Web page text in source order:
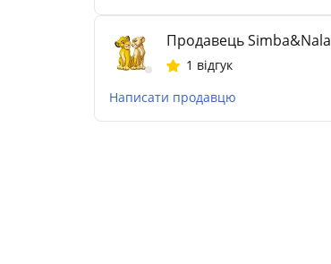
Продавець Simba&Nala
1 відгук
Написати продавцю